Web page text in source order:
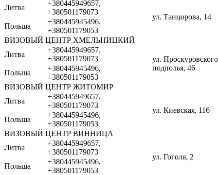
Литва
+380445949657,
+380501179073
ул. Танцорова, 14
Польша
+380445945496,
+380501179053
ВИЗОВЫЙ ЦЕНТР ХМЕЛЬНИЦКИЙ
Литва
+380445949657,
+380501179073
ул. Проскуровского
подполья, 46
Польша
+380445945496,
+380501179053
ВИЗОВЫЙ ЦЕНТР ЖИТОМИР
Литва
+380445949657,
+380501179073
ул. Киевская, 116
Польша
+380445945496,
+380501179053
ВИЗОВЫЙ ЦЕНТР ВИННИЦА
Литва
+380445949657,
+380501179073
ул. Гоголя, 2
Польша
+380445945496,
+380501179053